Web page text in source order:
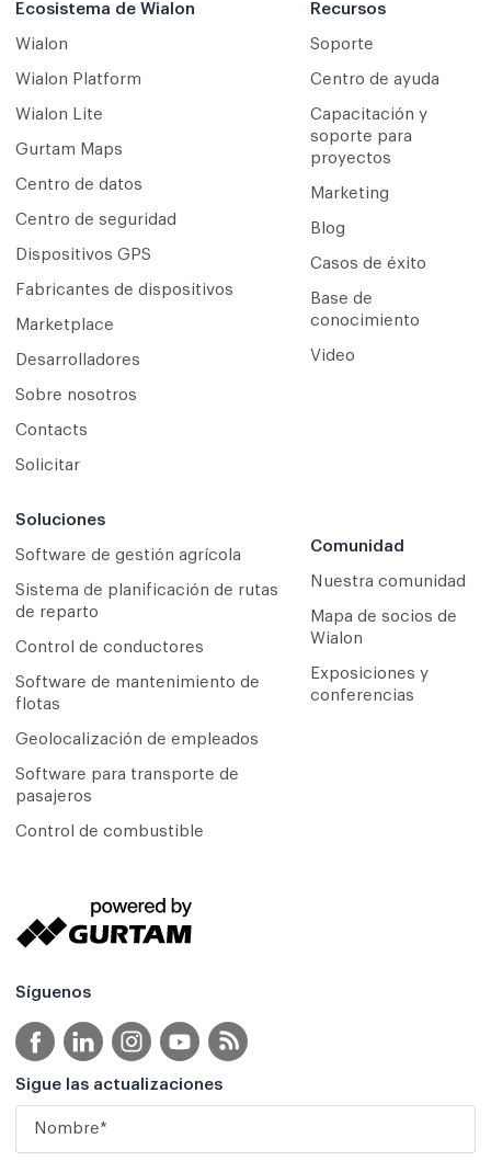
Ecosistema de Wialon
Wialon
Wialon Platform
Wialon Lite
Gurtam Maps
Centro de datos
Centro de seguridad
Dispositivos GPS
Fabricantes de dispositivos
Marketplace
Desarrolladores
Sobre nosotros
Contacts
Solicitar
Soluciones
Software de gestión agrícola
Sistema de planificación de rutas
de reparto
Сontrol de conductores
Software de mantenimiento de
flotas
Geolocalización de empleados
Software para transporte de
pasajeros
Control de combustible
Recursos
Soporte
Centro de ayuda
Capacitación y
soporte para
proyectos
Marketing
Blog
Casos de éxito
Base de
conocimiento
Video
Comunidad
Nuestra comunidad
Mapa de socios de
Wialon
Exposiciones y
conferencias
Síguenos
Sigue las actualizaciones